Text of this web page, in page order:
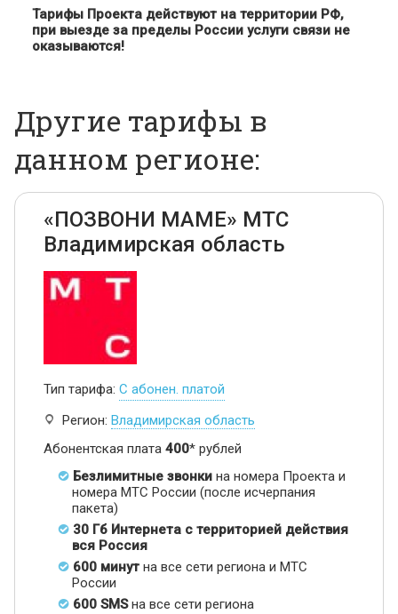
Тарифы Проекта действуют на территории РФ,
при выезде за пределы России услуги связи не
оказываются!
Другие тарифы в
данном регионе:
«ПОЗВОНИ МАМЕ» МТС
Владимирская область
Тип тарифа: С абонен. платой
Регион: Владимирская область
Абонентская плата 400* рублей
Безлимитные звонки на номера Проекта и
номера МТС России (после исчерпания
пакета)
30 Гб Интернета с территорией действия
вся Россия
600 минут на все сети региона и МТС
России
600 SMSна все сети региона